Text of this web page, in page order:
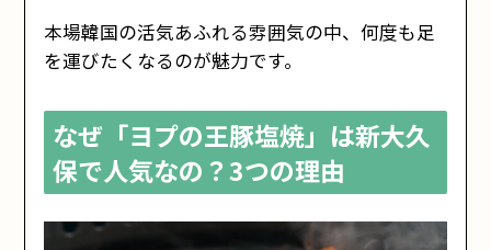
最高の熟成肉を味わうなら「ヨプの王豚塩
焼」へいこう
本場韓国の活気あふれる雰囲気の中、何度も足
を運びたくなるのが魅力です。
なぜ「ヨプの王豚塩焼」は新大久
保で人気なの？3つの理由